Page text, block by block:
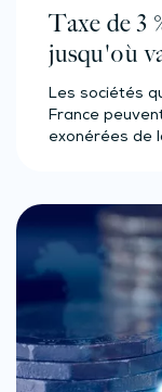
Taxe de 3
jusqu'où
Les sociétés
France
exonérées de